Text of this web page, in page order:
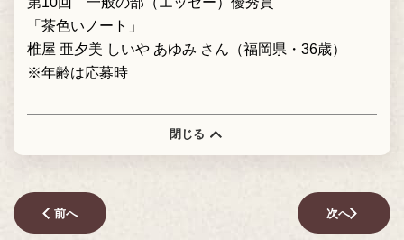
「茶色いノート」
椎屋 亜夕美 しいや あゆみ さん（福岡県・36歳）
※年齢は応募時
閉じる
前へ 次へ